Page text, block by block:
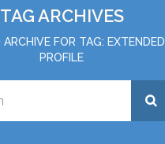
TAG ARCHIVES
ARCHIVE FOR TAG: EXTENDED
PROFILE